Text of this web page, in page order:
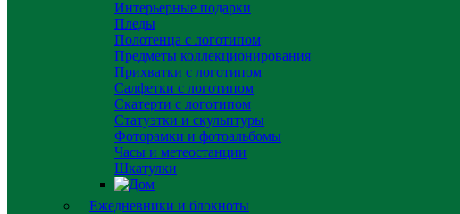
Интерьерные подарки
Пледы
Полотенца с логотипом
Предметы коллекционирования
Прихватки с логотипом
Салфетки с логотипом
Скатерти с логотипом
Статуэтки и скульптуры
Фоторамки и фотоальбомы
Часы и метеостанции
Шкатулки
Ежедневники и блокноты